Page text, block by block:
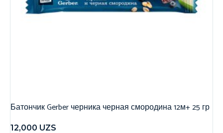
Батончик Gerber черника черная смородина 12м+ 25 гр
12,000 UZS